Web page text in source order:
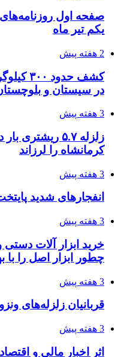
صفحه اول
یکم تیر ماه
2 هفته پیش
در سیستان و
3 هفته پیش
زلزله ۵.۷
کرمانشاه را لرزاند
3 هفته پیش
انفجارهای شدید
3 هفته پیش
خرید ابزار آلات دستی
چطور ابزار اصل را با
3 هفته پیش
قربانیان زلزله‌های ونزوئلا از ۵۰۰۰ نفر
3 هفته پیش
اثر اخبار مالی و